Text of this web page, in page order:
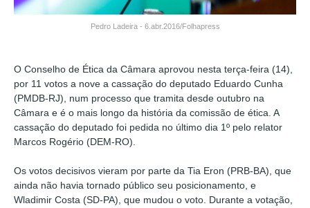
Pedro Ladeira - 6.abr.2016/Folhapress
O Conselho de Ética da Câmara aprovou nesta terça-feira (14),
por 11 votos a nove a cassação do deputado Eduardo Cunha
(PMDB-RJ), num processo que tramita desde outubro na
Câmara e é o mais longo da história da comissão de ética. A
cassação do deputado foi pedida no último dia 1º pelo relator
Marcos Rogério (DEM-RO).
Os votos decisivos vieram por parte da Tia Eron (PRB-BA), que
ainda não havia tornado público seu posicionamento, e
Wladimir Costa (SD-PA), que mudou o voto. Durante a votação,